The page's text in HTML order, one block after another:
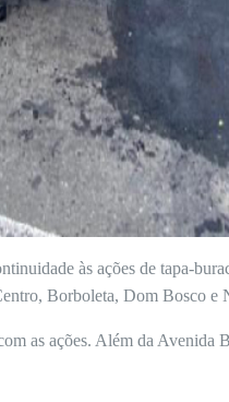
às ações de tapa-
Borboleta, Dom Bosco e
as ações. Além da Avenida